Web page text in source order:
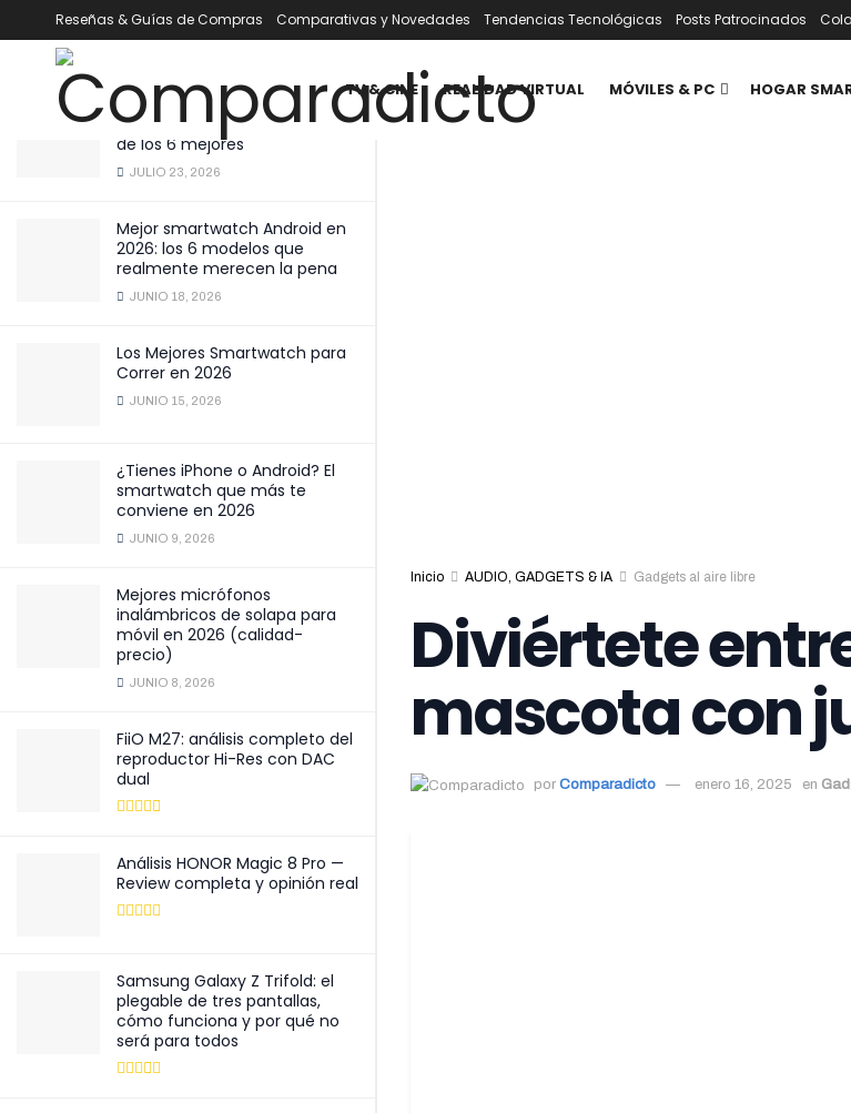
ÚLTIMOS TENDENCIA Filtrar
Mejor smartwatch por menos
de 100 € en 2026: comparativa
de los 6 mejores
JULIO 23, 2026
Mejor smartwatch Android en
2026: los 6 modelos que
realmente merecen la pena
JUNIO 18, 2026
Los Mejores Smartwatch para
Correr en 2026
JUNIO 15, 2026
¿Tienes iPhone o Android? El
smartwatch que más te
conviene en 2026
JUNIO 9, 2026
Mejores micrófonos
inalámbricos de solapa para
móvil en 2026 (calidad-
precio)
JUNIO 8, 2026
FiiO M27: análisis completo del
reproductor Hi-Res con DAC
dual
Análisis HONOR Magic 8 Pro —
Review completa y opinión real
Samsung Galaxy Z Trifold: el
plegable de tres pantallas,
cómo funciona y por qué no
será para todos
Reseñas & Guías de Compras Comparativas y Novedades Tendencias Tecnológicas Posts Patrocinados
TV & CINE REALIDAD VIRTUAL MÓVILES & PC HOGAR
Inicio AUDIO, GADGETS & IA Gadgets al aire libre
Diviértete
mascota con
por Comparadicto enero 16, 2025 en